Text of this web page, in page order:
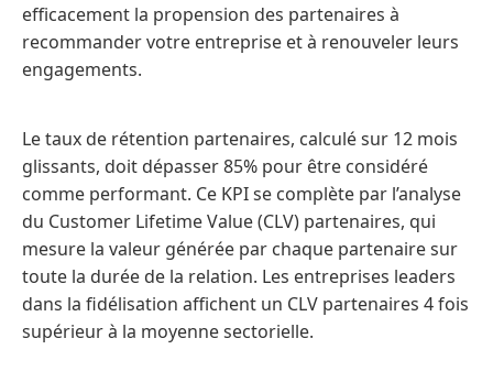
efficacement la propension des partenaires à
recommander votre entreprise et à renouveler leurs
engagements.
Le taux de rétention partenaires, calculé sur 12 mois
glissants, doit dépasser 85% pour être considéré
comme performant. Ce KPI se complète par l’analyse
du Customer Lifetime Value (CLV) partenaires, qui
mesure la valeur générée par chaque partenaire sur
toute la durée de la relation. Les entreprises leaders
dans la fidélisation affichent un CLV partenaires 4 fois
supérieur à la moyenne sectorielle.